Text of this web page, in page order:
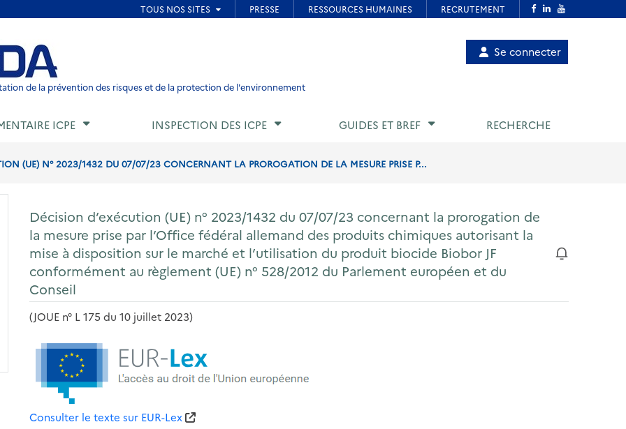
de page
de la prévention des risques et de la protection de l'environnement
Menu
utilisateur
Se connecter
ICPE INSPECTION DES ICPE GUIDES ET BREF RECHERCHE
(UE) N° 2023/1432 DU 07/07/23 CONCERNANT LA PROROGATION DE LA MESURE PRISE P...
Décision d’exécution (UE) n° 2023/1432 du 07/07/23 concernant la prorogation de
la mesure prise par l’Office fédéral allemand des produits chimiques autorisant la
mise à disposition sur le marché et l’utilisation du produit biocide Biobor JF
conformément au règlement (UE) n° 528/2012 du Parlement européen et du
Conseil
(JOUE n° L 175 du 10 juillet 2023)
Consulter le texte sur EUR-Lex